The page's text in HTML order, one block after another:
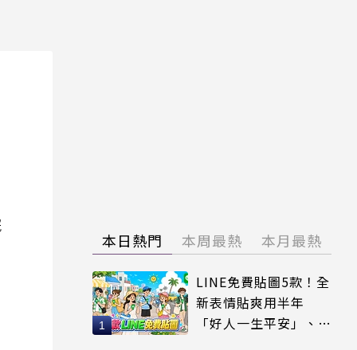
本日熱門 本周最熱 本月最熱
LINE免費貼圖5款！全
新表情貼爽用半年
「好人一生平安」、